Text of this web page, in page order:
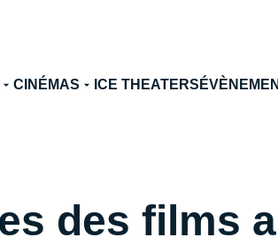
CINÉMAS ICE THEATERS
des films